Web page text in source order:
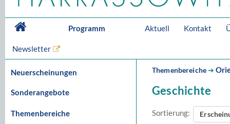
Programm Aktuell Kontakt
Newsletter
Neuerscheinungen
Sonderangebote
Themenbereiche
Themenbereiche➔
Geschichte
Sortierung: